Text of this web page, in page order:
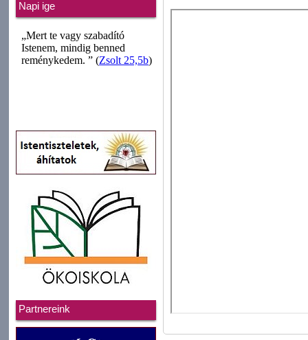
Napi ige
Partnereink